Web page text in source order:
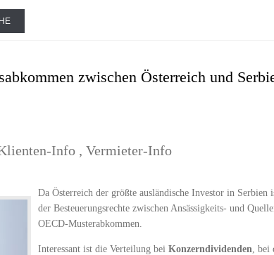
zwischen Österreich und
Info , Vermieter-Info
Da Österreich der größte ausländische Investor in
der Besteuerungsrechte zwischen Ansässigkeits- und
OECD-Musterabkommen.
Interessant ist die Verteilung bei Konzerndividenden , bei